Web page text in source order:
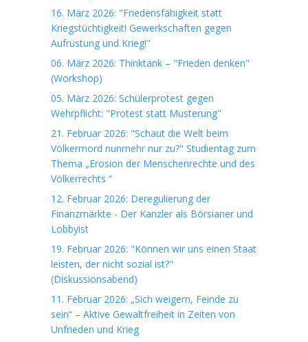
16. März 2026: "Friedensfähigkeit statt
Kriegstüchtigkeit! Gewerkschaften gegen
Aufrüstung und Krieg!"
06. März 2026: Thinktank – "Frieden denken"
(Workshop)
05. März 2026: Schülerprotest gegen
Wehrpflicht: "Protest statt Musterung"
21. Februar 2026: "Schaut die Welt beim
Völkermord nunmehr nur zu?" Studientag zum
Thema „Erosion der Menschenrechte und des
Völkerrechts “
12. Februar 2026: Deregulierung der
Finanzmärkte - Der Kanzler als Börsianer und
Lobbyist
19. Februar 2026: "Können wir uns einen Staat
leisten, der nicht sozial ist?"
(Diskussionsabend)
11. Februar 2026: „Sich weigern, Feinde zu
sein“ – Aktive Gewaltfreiheit in Zeiten von
Unfrieden und Krieg